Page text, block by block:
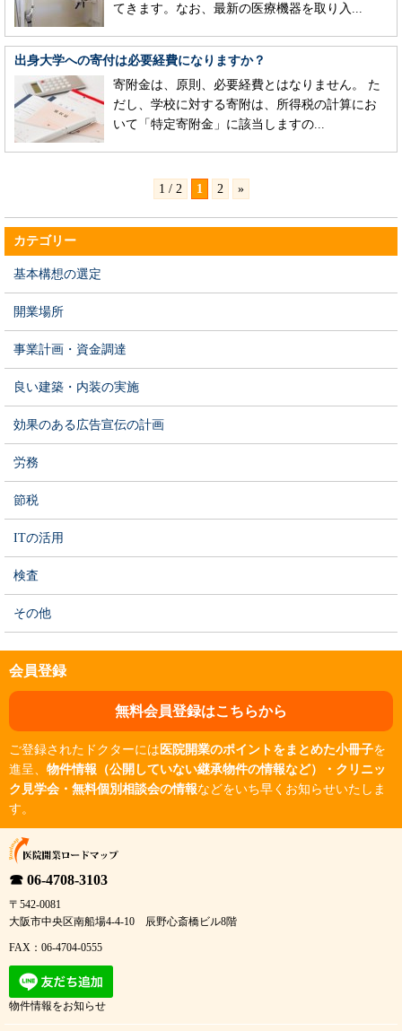
てきます。なお、最新の医療機器を取り入...
出身大学への寄付は必要経費になりますか？
寄附金は、原則、必要経費とはなりません。 た
だし、学校に対する寄附は、所得税の計算にお
いて「特定寄附金」に該当しますの...
1 / 2 1 2 »
カテゴリー
基本構想の選定
開業場所
事業計画・資金調達
良い建築・内装の実施
効果のある広告宣伝の計画
労務
節税
ITの活用
検査
その他
会員登録
無料会員登録はこちらから
ご登録されたドクターには 医院開業のポイントをまとめた小冊子を
進呈、 物件情報（公開していない継承物件の情報など）・クリニッ
ク見学会・無料個別相談会の情報などをいち早くお知らせいたしま
す。
☎ 06-4708-3103
〒542-0081
大阪市中央区南船場4-4-10 辰野心斎橋ビル8階
FAX：06-4704-0555
物件情報をお知らせ